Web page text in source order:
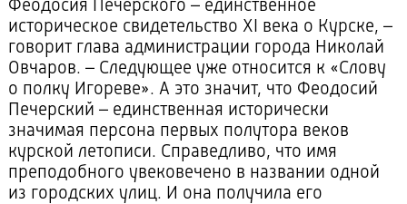
Феодосия Печерского – единственное
историческое свидетельство XI века о Курске, –
говорит глава администрации города Николай
Овчаров. – Следующее уже относится к «Слову
о полку Игореве». А это значит, что Феодосий
Печерский – единственная исторически
значимая персона первых полутора веков
курской летописи. Справедливо, что имя
преподобного увековечено в названии одной
из городских улиц. И она получила его